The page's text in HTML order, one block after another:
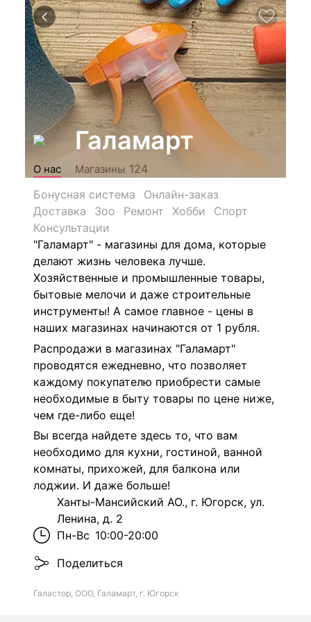
Галамарт
О нас Магазины 124
Бонусная система
Онлайн-заказ
Доставка
Зоо Ремонт Хобби
Спорт
Консультации
"Галамарт" - магазины для дома, которые
делают жизнь человека лучше.
Хозяйственные и промышленные товары,
бытовые мелочи и даже строительные
инструменты! А самое главное - цены в
наших магазинах начинаются от 1 рубля.
Распродажи в магазинах "Галамарт"
проводятся ежедневно, что позволяет
каждому покупателю приобрести самые
необходимые в быту товары по цене ниже,
чем где-либо еще!
Вы всегда найдете здесь то, что вам
необходимо для кухни, гостиной, ванной
комнаты, прихожей, для балкона или
лоджии. И даже больше!
Ханты-Мансийский АО., г. Югорск, ул.
Ленина, д. 2
Пн-Вс 10:00-20:00
Поделиться
Галастор, ООО, Галамарт, г. Югорск